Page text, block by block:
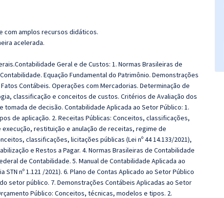
com amplos recursos didáticos.
acelerada.
Geral e de Custos: 1. Normas Brasileiras de
Equação Fundamental do Patrimônio. Demonstrações
Contábeis. Operações com Mercadorias. Determinação de
classificação e conceitos de custos. Critérios de Avaliação dos
de decisão. Contabilidade Aplicada ao Setor Público: 1.
de aplicação. 2. Receitas Públicas: Conceitos, classificações,
restituição e anulação de receitas, regime de
classificações, licitações públicas (Lei nº 44 14.133/2021),
e Restos a Pagar. 4. Normas Brasileiras de Contabilidade
de Contabilidade. 5. Manual de Contabilidade Aplicada ao
nº 1.121 /2021). 6. Plano de Contas Aplicado ao Setor Público
setor público. 7. Demonstrações Contábeis Aplicadas ao Setor
Público: Conceitos, técnicas, modelos e tipos. 2.